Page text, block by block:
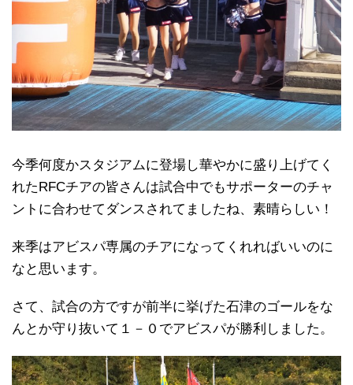
今季何度かスタジアムに登場し華やかに盛り上げてく
れたRFCチアの皆さんは試合中でもサポーターのチャ
ントに合わせてダンスされてましたね、素晴らしい！
来季はアビスパ専属のチアになってくれればいいのに
なと思います。
さて、試合の方ですが前半に挙げた石津のゴールをな
んとか守り抜いて１－０でアビスパが勝利しました。